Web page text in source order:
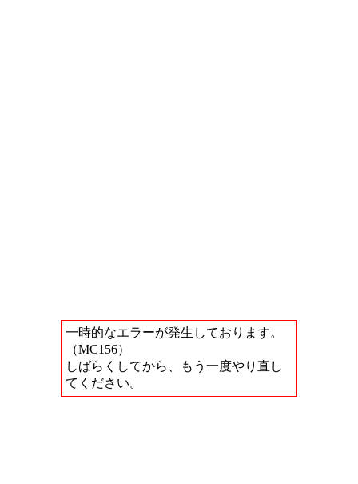
一時的なエラーが発生しております。
（MC156）
しばらくしてから、もう一度やり直し
てください。